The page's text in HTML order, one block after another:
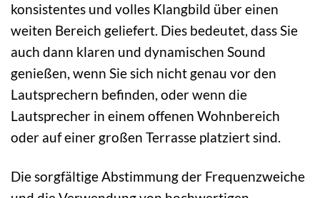
konsistentes und volles Klangbild über einen
weiten Bereich geliefert. Dies bedeutet, dass Sie
auch dann klaren und dynamischen Sound
genießen, wenn Sie sich nicht genau vor den
Lautsprechern befinden, oder wenn die
Lautsprecher in einem offenen Wohnbereich
oder auf einer großen Terrasse platziert sind.
Die sorgfältige Abstimmung der Frequenzweiche